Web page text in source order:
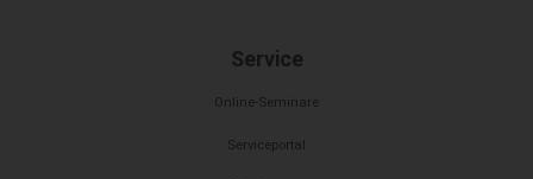
Service
Online-Seminare
Serviceportal